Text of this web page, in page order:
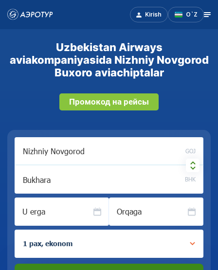
Kirish O`Z
Uzbekistan Airways
aviakompaniyasida Nizhniy Novgorod
Buxoro aviachiptalar
Промокод на рейсы
GOJ
BHK
U erga Orqaga
1 pax, ekonom